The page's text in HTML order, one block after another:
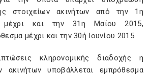
στοιχείων ακινήτων από την 1η
μέχρι και την 31η Μαΐου 2015,
μέχρι και την 30ή Ιουνίου 2015.
κληρονομικής διαδοχής η
ακινήτων υποβάλλεται εμπρόθεσμα